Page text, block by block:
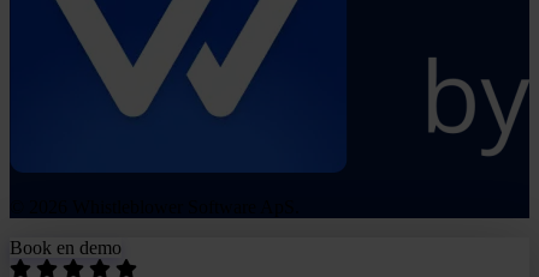
Book en demo